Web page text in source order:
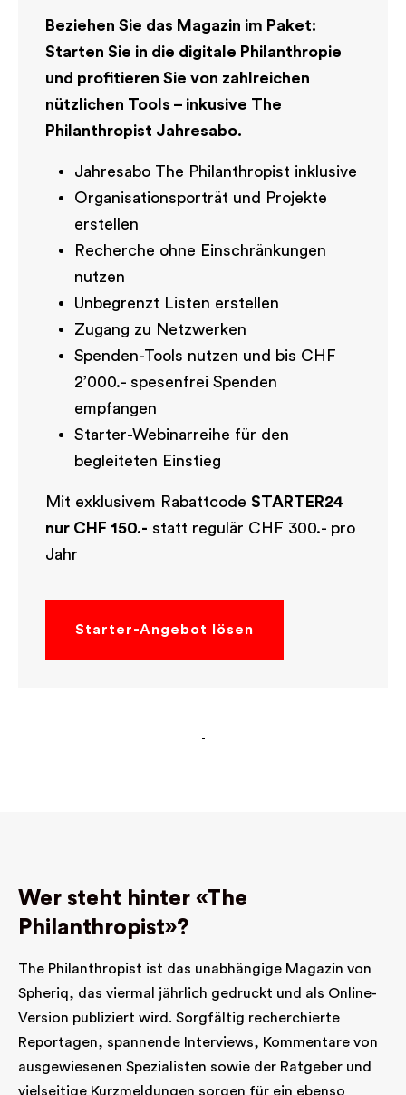
Beziehen Sie das Magazin im Paket:
Starten Sie in die digitale Philanthropie
und profitieren Sie von zahlreichen
nützlichen Tools – inkusive The
Philanthropist Jahresabo.
Jahresabo The Philanthropist inklusive
Organisationsporträt und Projekte
erstellen
Recherche ohne Einschränkungen
nutzen
Unbegrenzt Listen erstellen
Zugang zu Netzwerken
Spenden-Tools nutzen und bis CHF
2’000.- spesenfrei Spenden
empfangen
Starter-Webinarreihe für den
begleiteten Einstieg
Mit exklusivem Rabattcode STARTER24
nur CHF 150.- statt regulär CHF 300.- pro
Jahr
Starter-Angebot lösen
Wer steht hinter «The
Philanthropist»?
The Philanthropist ist das unabhängige Magazin von
Spheriq, das viermal jährlich gedruckt und als Online-
Version publiziert wird. Sorgfältig recherchierte
Reportagen, spannende Interviews, Kommentare von
ausgewiesenen Spezialisten sowie der Ratgeber und
vielseitige Kurzmeldungen sorgen für ein ebenso